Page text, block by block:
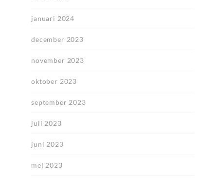
januari 2024
december 2023
november 2023
oktober 2023
september 2023
juli 2023
juni 2023
mei 2023